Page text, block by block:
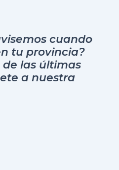
cuando
tu provincia?
las últimas
a nuestra